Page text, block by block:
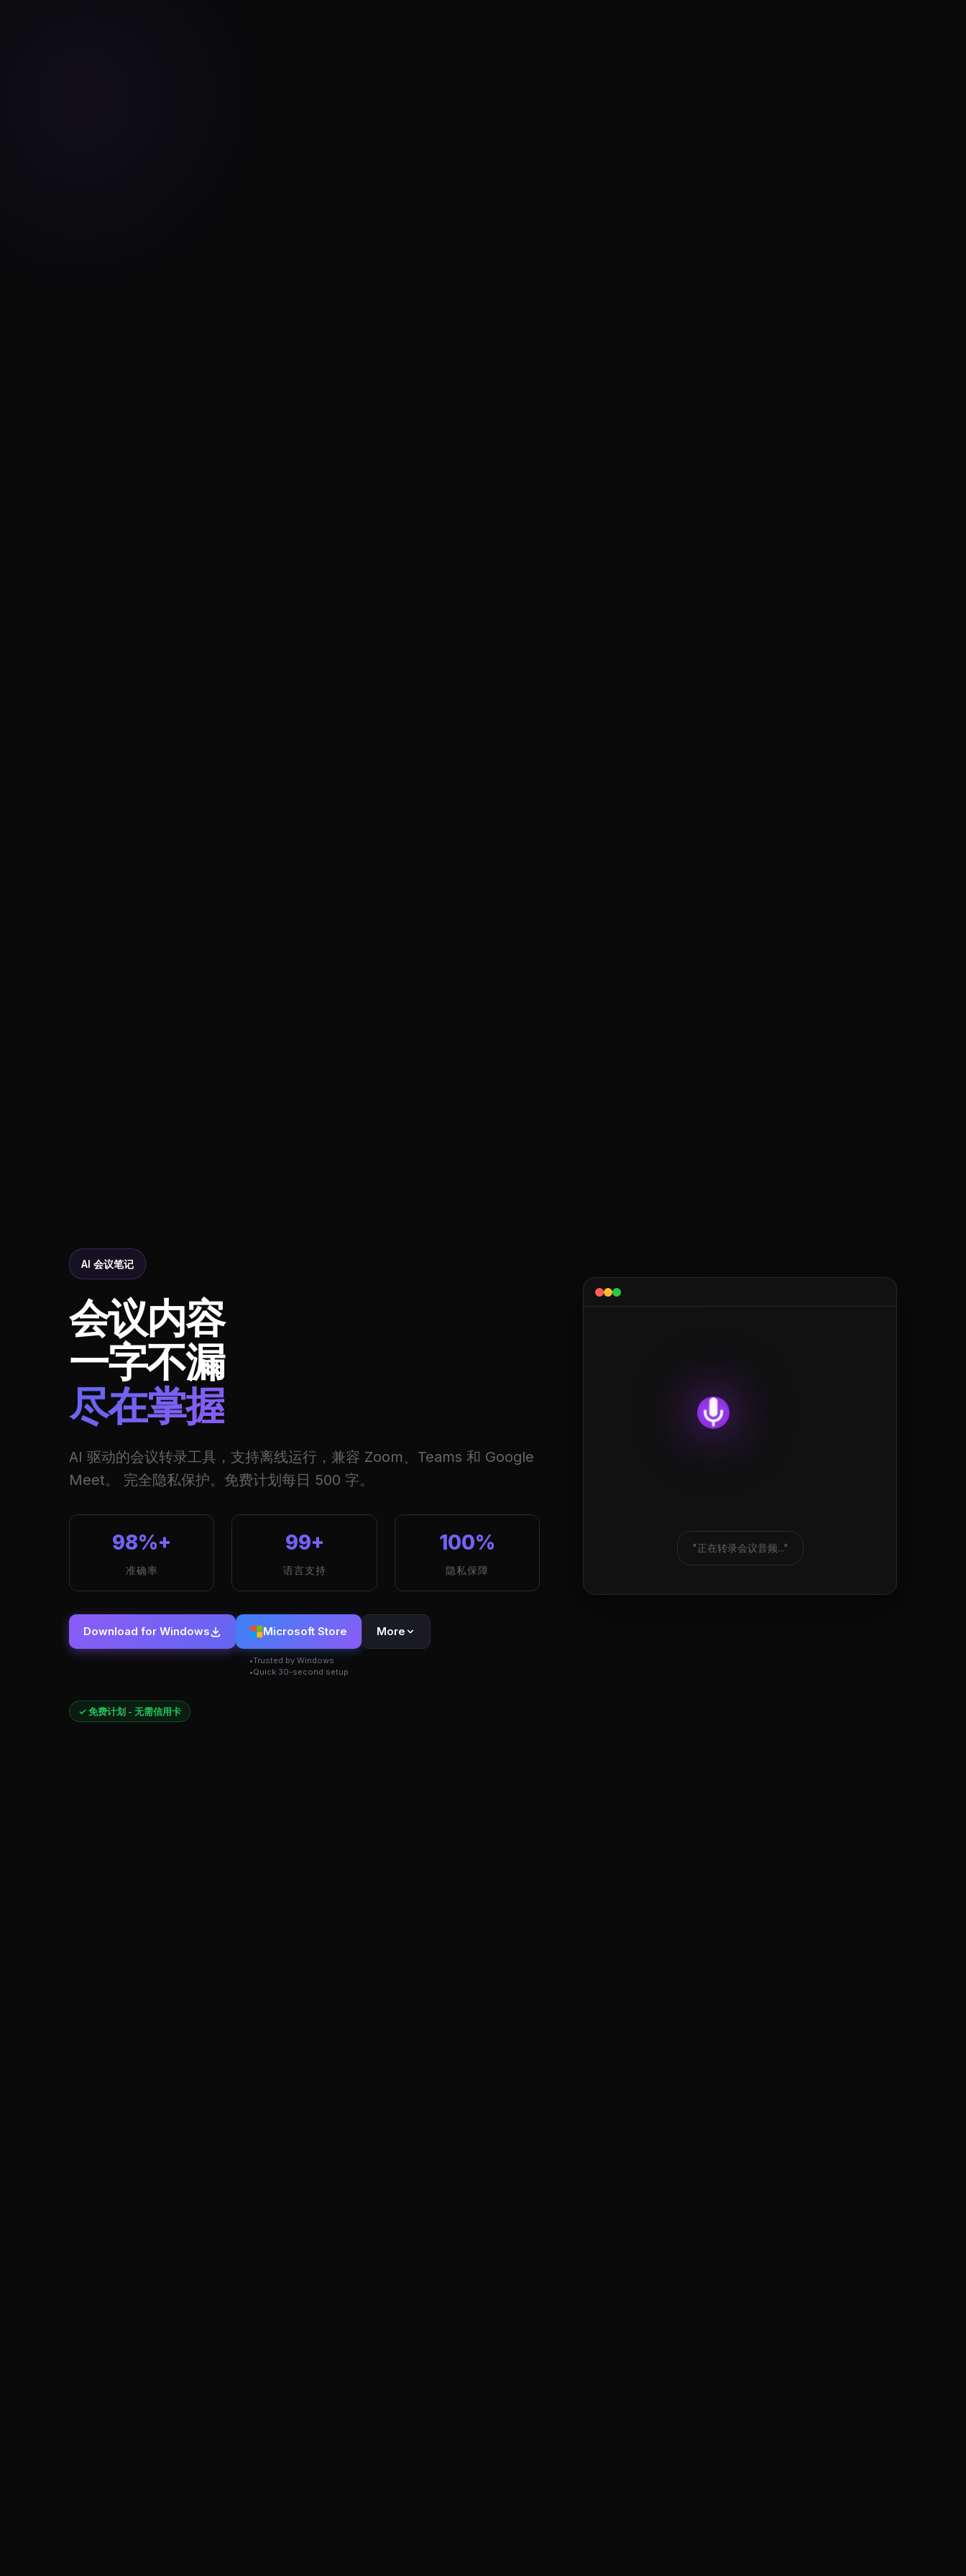
AI 会议笔记
会议内容
一字不漏
尽在掌握
AI 驱动的会议转录工具，支持离线运行，兼容 Zoom、Teams 和 Google
Meet。 完全隐私保护。免费计划每日 500 字。
98%+
准确率
99+
语言支持
100%
隐私保障
Download for Windows Microsoft Store
Trusted by Windows
Quick 30-second setup
More
✓ 免费计划 - 无需信用卡
"正在转录会议音频..."